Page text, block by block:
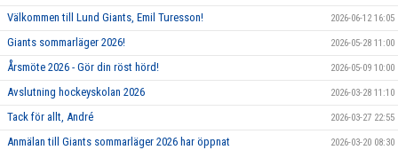
Välkommen till Lund Giants, Emil Turesson! 2026-06-12 16:05
Giants sommarläger 2026! 2026-05-28 11:00
Årsmöte 2026 - Gör din röst hörd! 2026-05-09 10:00
Avslutning hockeyskolan 2026 2026-03-28 11:10
Tack för allt, André 2026-03-27 22:55
Anmälan till Giants sommarläger 2026 har öppnat 2026-03-20 08:30